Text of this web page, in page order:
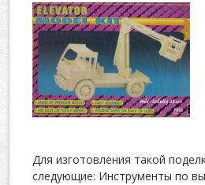
Для изготовления такой
следующие: Инструменты по